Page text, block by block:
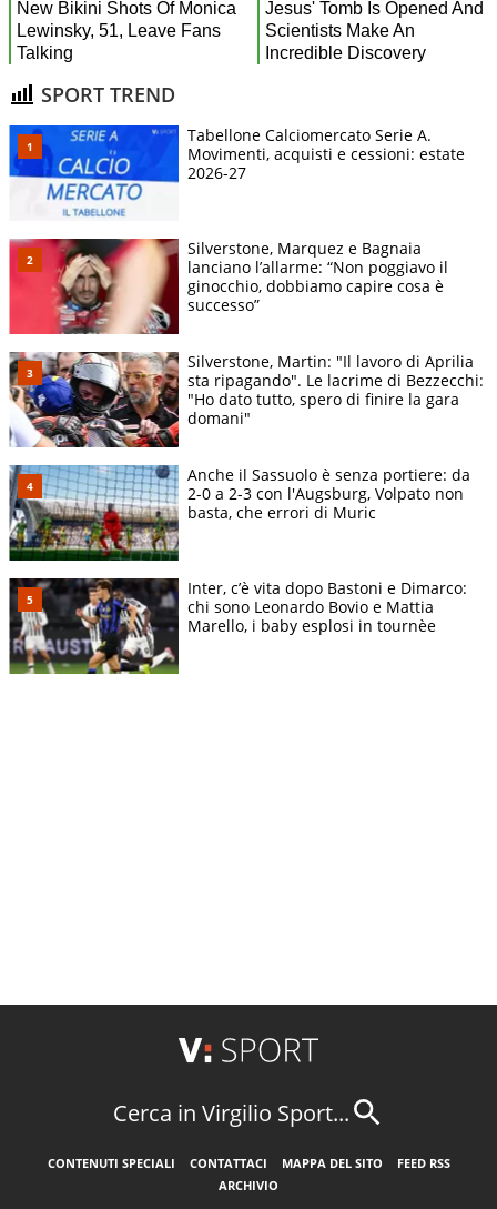
SPORT TREND
Tabellone Calciomercato Serie A.
Movimenti, acquisti e cessioni: estate
2026-27
Silverstone, Marquez e Bagnaia
lanciano l’allarme: “Non poggiavo il
ginocchio, dobbiamo capire cosa è
successo”
Silverstone, Martin: "Il lavoro di Aprilia
sta ripagando". Le lacrime di Bezzecchi:
"Ho dato tutto, spero di finire la gara
domani"
Anche il Sassuolo è senza portiere: da
2-0 a 2-3 con l'Augsburg, Volpato non
basta, che errori di Muric
Inter, c’è vita dopo Bastoni e Dimarco:
chi sono Leonardo Bovio e Mattia
Marello, i baby esplosi in tournèe
Cerca in Virgilio Sport...
CONTENUTI SPECIALI CONTATTACI MAPPA DEL SITO
FEED RSS
ARCHIVIO